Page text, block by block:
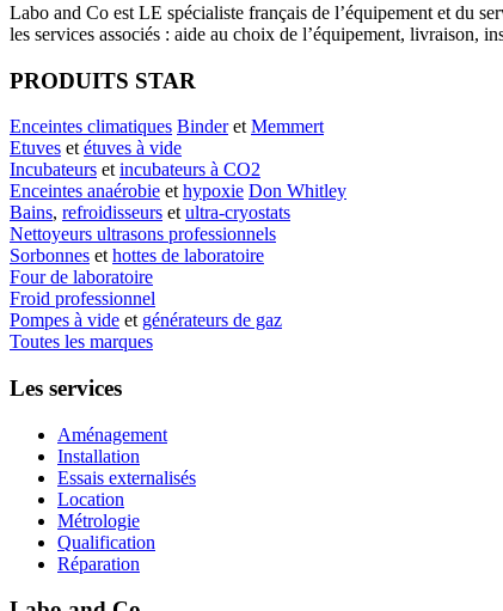
Labo and Co est LE spécialiste français de l’équipement et du
les services associés : aide au choix de l’équipement,
PRODUITS STAR
Enceintes climatiques Binderet Memmert
Etuves et étuves à vide
Incubateurs et incubateurs à CO2
Enceintes anaérobie et hypoxie Don Whitley
Bains, refroidisseurs et ultra-cryostats
Nettoyeurs ultrasons professionnels
Sorbonnes et hottes de laboratoire
Four de laboratoire
Froid professionnel
Pompes à vide et générateurs de gaz
Toutes les marques
Les services
Aménagement
Installation
Essais externalisés
Location
Métrologie
Qualification
Réparation